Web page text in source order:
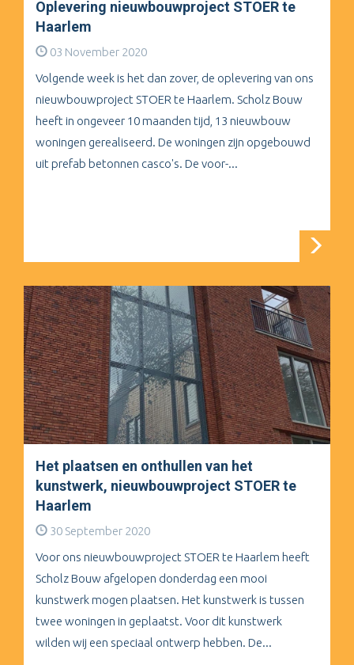
Oplevering nieuwbouwproject STOER te
Haarlem
03 November 2020
Volgende week is het dan zover, de oplevering van ons
nieuwbouwproject STOER te Haarlem. Scholz Bouw
heeft in ongeveer 10 maanden tijd, 13 nieuwbouw
woningen gerealiseerd. De woningen zijn opgebouwd
uit prefab betonnen casco's. De voor-...
Het plaatsen en onthullen van het
kunstwerk, nieuwbouwproject STOER te
Haarlem
30 September 2020
Voor ons nieuwbouwproject STOER te Haarlem heeft
Scholz Bouw afgelopen donderdag een mooi
kunstwerk mogen plaatsen. Het kunstwerk is tussen
twee woningen in geplaatst. Voor dit kunstwerk
wilden wij een speciaal ontwerp hebben. De...